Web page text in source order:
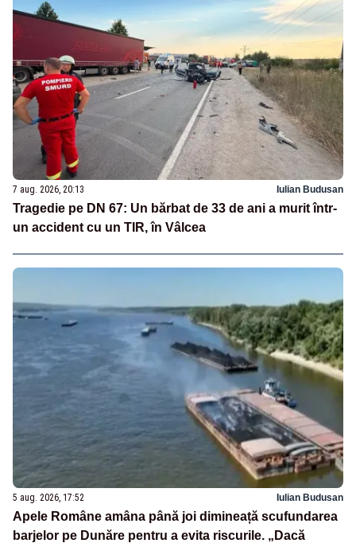
7 aug. 2026, 20:13 Iulian Budusan
Tragedie pe DN 67: Un bărbat de 33 de ani a murit într-
un accident cu un TIR, în Vâlcea
5 aug. 2026, 17:52 Iulian Budusan
Apele Române amâna până joi dimineață scufundarea
barjelor pe Dunăre pentru a evita riscurile. „Dacă